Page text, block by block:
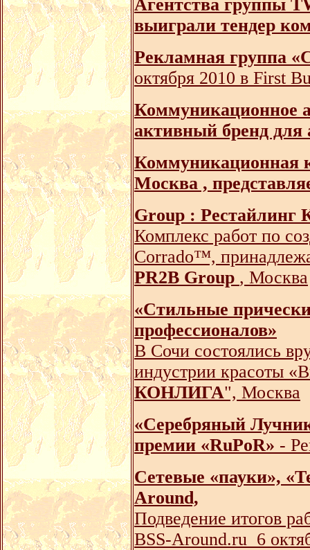
Агентства группы
выиграли тендер
Рекламная группа
октября 2010 в First
Коммуникационное
активный бренд для
Коммуникационная
Москва ,
Group : Рестайлинг
Комплекс работ по
Corradо™,
PR2B Group , Москва
«Стильные
профессионалов»
В Сочи состоялись
индустрии красоты
КОНЛИГА", Москва
«Серебряный
премии «RuPoR» -
Сетевые «пауки»,
Around,
Подведение итогов
BSS-Around.ru 6